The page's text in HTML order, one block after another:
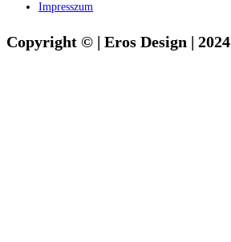
Impresszum
Copyright © | Eros Design | 2024